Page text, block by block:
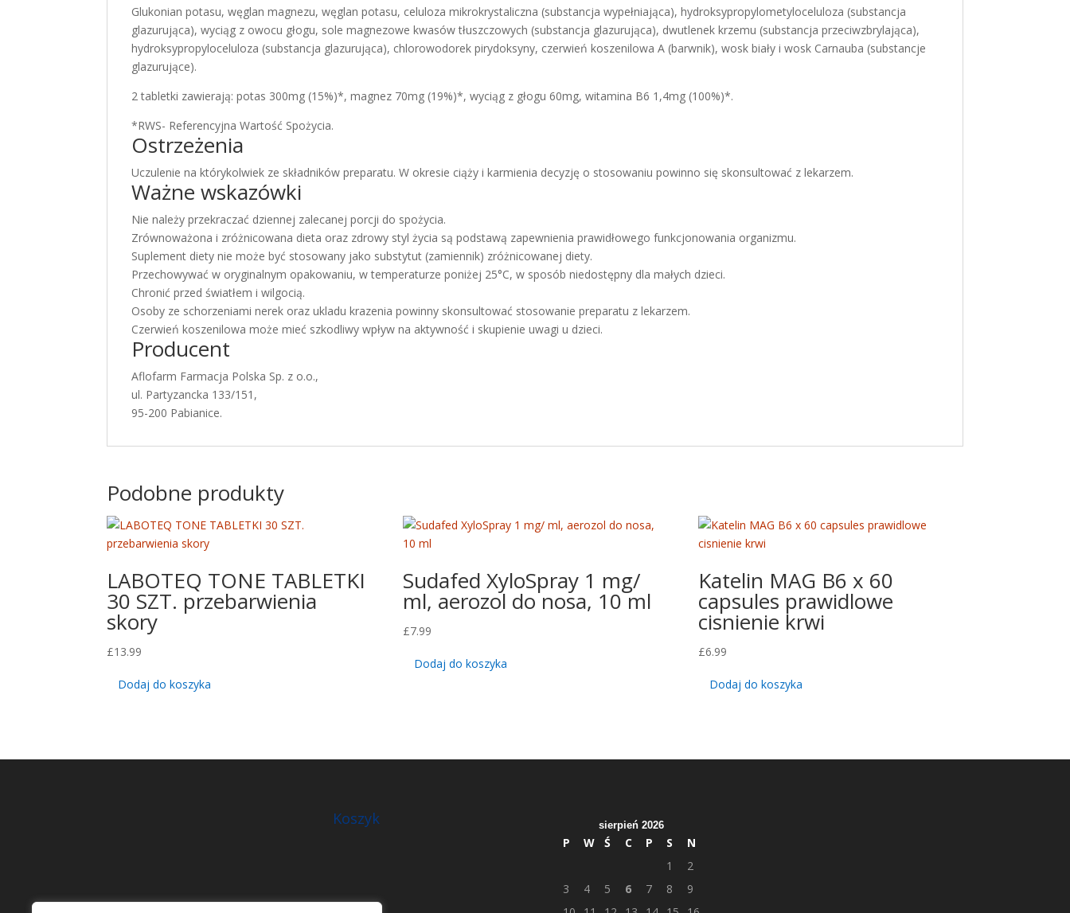
Glukonian potasu, węglan magnezu, węglan potasu, celuloza mikrokrystaliczna (substancja wypełniająca), hydroksypropylometyloceluloza (substancja
glazurująca), wyciąg z owocu głogu, sole magnezowe kwasów tłuszczowych (substancja glazurująca), dwutlenek krzemu (substancja przeciwzbrylająca),
hydroksypropyloceluloza (substancja glazurująca), chlorowodorek pirydoksyny, czerwień koszenilowa A (barwnik), wosk biały i wosk Carnauba (substancje
glazurujące).
2 tabletki zawierają: potas 300mg (15%)*, magnez 70mg (19%)*, wyciąg z głogu 60mg, witamina B6 1,4mg (100%)*.
*RWS- Referencyjna Wartość Spożycia.
Ostrzeżenia
Uczulenie na którykolwiek ze składników preparatu. W okresie ciąży i karmienia decyzję o stosowaniu powinno się skonsultować z lekarzem.
Ważne wskazówki
Nie należy przekraczać dziennej zalecanej porcji do spożycia.
Zrównoważona i zróżnicowana dieta oraz zdrowy styl życia są podstawą zapewnienia prawidłowego funkcjonowania organizmu.
Suplement diety nie może być stosowany jako substytut (zamiennik) zróżnicowanej diety.
Przechowywać w oryginalnym opakowaniu, w temperaturze poniżej 25°C, w sposób niedostępny dla małych dzieci.
Chronić przed światłem i wilgocią.
Osoby ze schorzeniami nerek oraz ukladu krazenia powinny skonsultować stosowanie preparatu z lekarzem.
Czerwień koszenilowa może mieć szkodliwy wpływ na aktywność i skupienie uwagi u dzieci.
Producent
Aflofarm Farmacja Polska Sp. z o.o.,
ul. Partyzancka 133/151,
95-200 Pabianice.
Podobne produkty
LABOTEQ TONE TABLETKI
30 SZT. przebarwienia
skory
£13.99
Dodaj do koszyka
Sudafed XyloSpray 1 mg/
ml, aerozol do nosa, 10 ml
£7.99
Dodaj do koszyka
Katelin MAG B6 x 60
capsules prawidlowe
cisnienie krwi
£6.99
Dodaj do koszyka
Koszyk sierpień 2026
P W Ś C P S
N
1
2
3
4 5 6 7 8
9